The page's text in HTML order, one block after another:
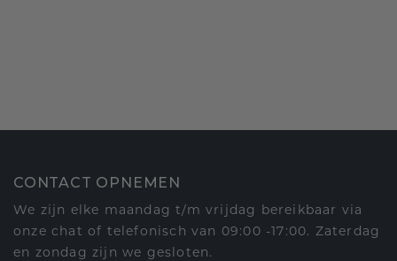
CONTACT OPNEMEN
We zijn elke maandag t/m vrijdag bereikbaar via
onze chat of telefonisch van 09:00 -17:00. Zaterdag
en zondag zijn we gesloten.